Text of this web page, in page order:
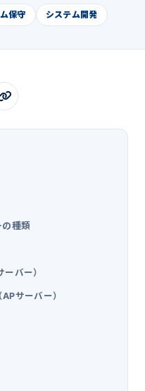
保守 システム開発
の種類
バー）
サーバー）